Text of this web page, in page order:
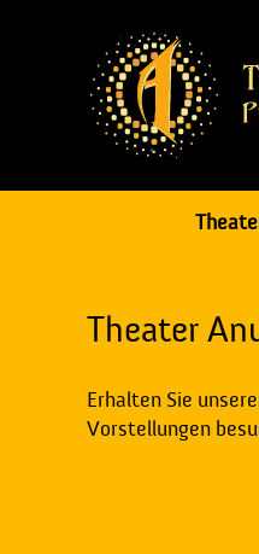
Theater
Erhalten Sie
Vorstellungen